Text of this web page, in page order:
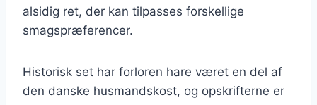
alsidig ret, der kan tilpasses forskellige
smagspræferencer.
Historisk set har forloren hare været en del af
den danske husmandskost, og opskrifterne er